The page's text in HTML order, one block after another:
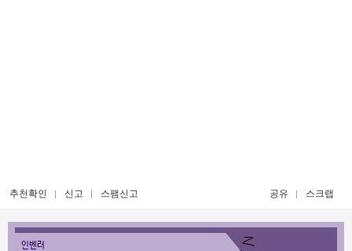
추천확인 신고 스팸신고 공유 스크랩
인벤러